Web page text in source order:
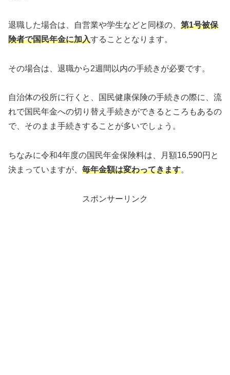
退職した場合は、自営業や学生などと同様の、 第1号被保
険者で国民年金に加入することとなります。
その場合は、退職から2週間以内の手続きが必要です。
自治体の役所に行くと、国民健康保険の手続きの際に、流
れで国民年金への切り替え手続きができるところもあるの
で、そのまま手続きすることが多いでしょう。
ちなみに令和4年度の国民年金保険料は、月額16,590円と
決まっていますが、 毎年金額は変わってきます。
スポンサーリンク